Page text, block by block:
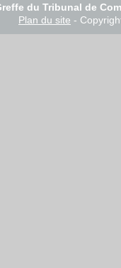
du Tribunal de
Plan du site -